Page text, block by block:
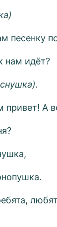
песенку
нам идёт?
А